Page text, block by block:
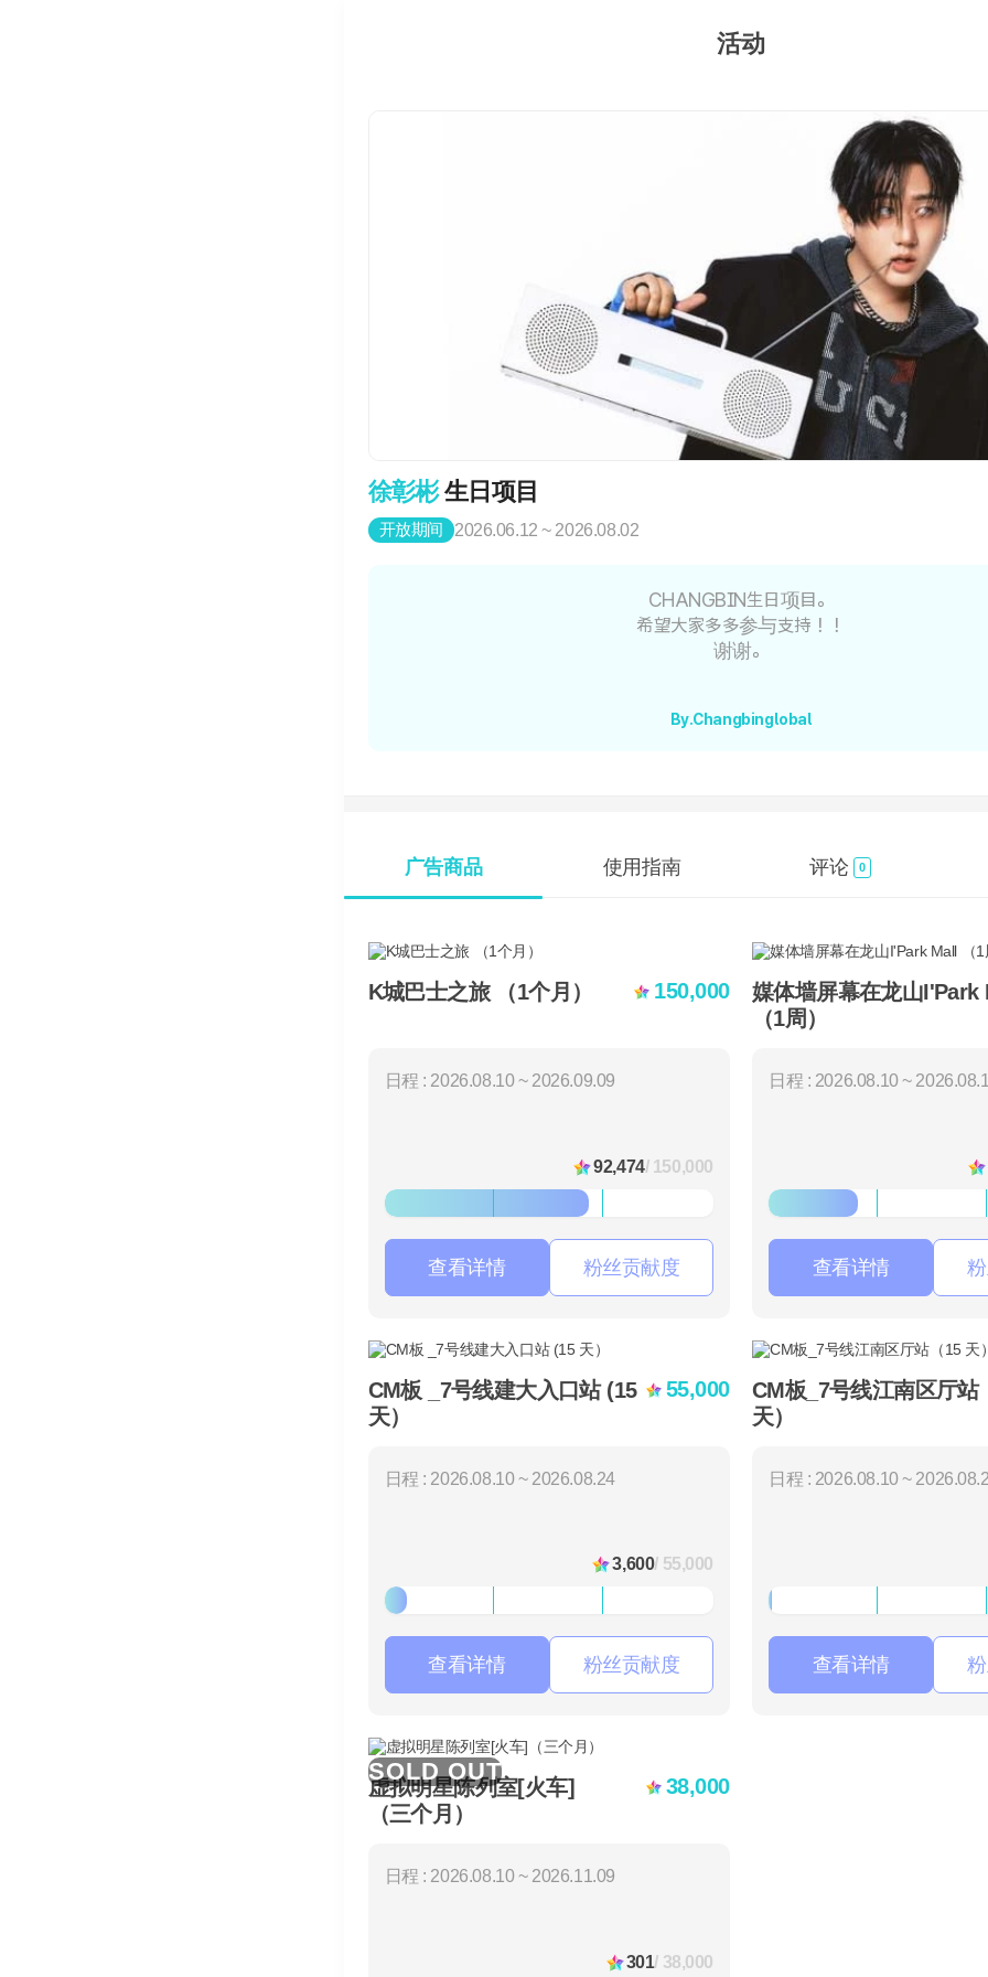
活动
徐彰彬生日项目
开放期间 2026.06.12 ~ 2026.08.02
CHANGBIN生日项目。
希望大家多多参与支持！！
谢谢。
By.Changbinglobal
广告商品 使用指南 评论 0
K城巴士之旅 （1个月） 150,000
日程 : 2026.08.10 ~ 2026.09.09
92,474/ 150,000
查看详情 粉丝贡献度
媒体墙屏幕在龙山I'Park
（1周）
日程 : 2026.08.10 ~
查看详情
CM板 _7号线建大入口站 (15
天）
55,000
日程 : 2026.08.10 ~ 2026.08.24
3,600/ 55,000
查看详情 粉丝贡献度
CM板_7号线江南区厅站
天）
日程 : 2026.08.10 ~
查看详情
SOLD OUT
虚拟明星陈列室[火车]
（三个月）
38,000
日程 : 2026.08.10 ~ 2026.11.09
301/ 38,000